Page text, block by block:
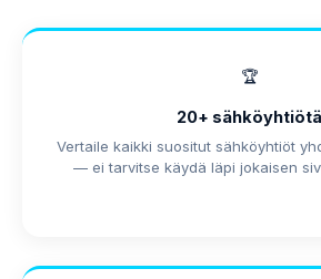
🏆
20+ sähköyhtiötä
Vertaile kaikki suositut sähköyhtiöt
— ei tarvitse käydä läpi jokaisen